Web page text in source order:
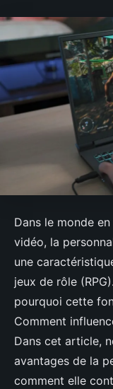
Dans le monde
vidéo, la
une
jeux de rôle
pourquoi cette
Comment
Dans cet article,
avantages de la
comment elle